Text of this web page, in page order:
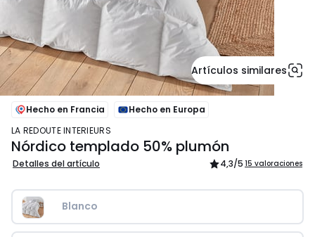
Artículos similares
Hecho en Francia
Hecho en Europa
LA REDOUTE INTERIEURS
Nórdico templado 50% plumón
Detalles del artículo 4,3/5 15 valoraciones
Blanco